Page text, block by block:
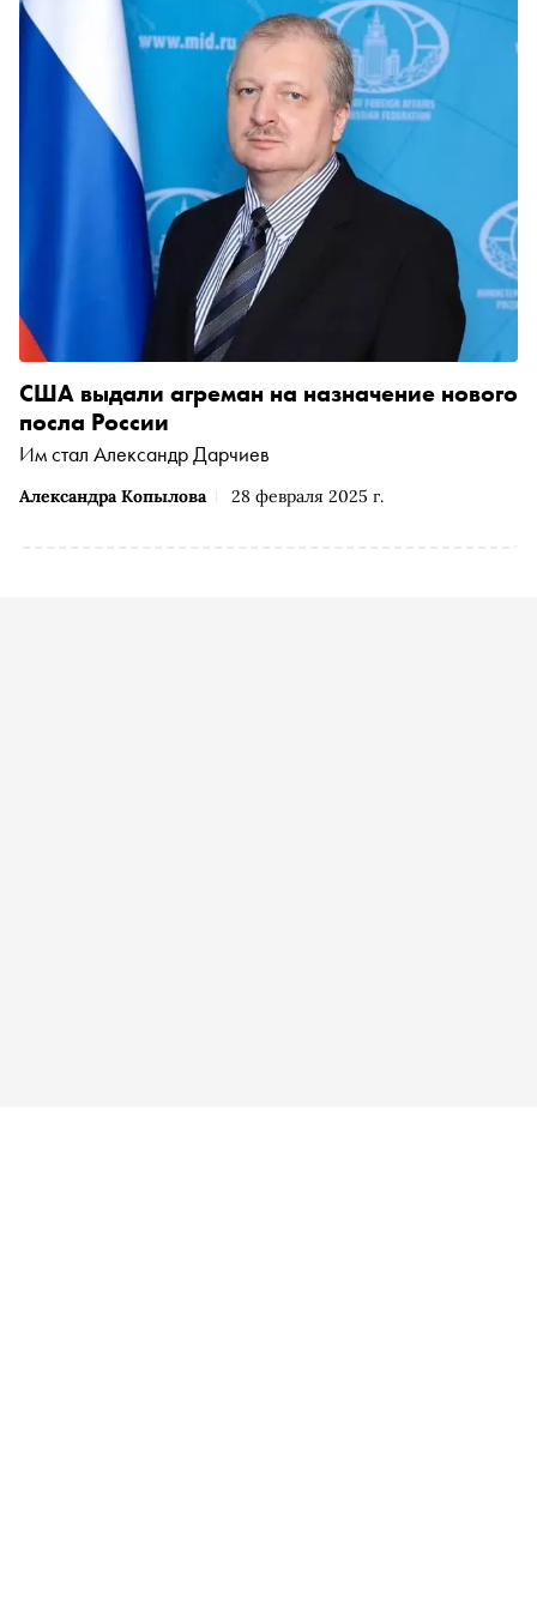
Александра Копылова 28 февраля 2025 г.
США выдали агреман на назначение нового
посла России
Им стал Александр Дарчиев